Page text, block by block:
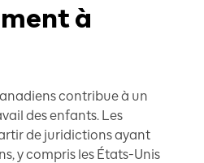
à
contribue à un
des enfants. Les
de juridictions ayant
y compris les États-Unis